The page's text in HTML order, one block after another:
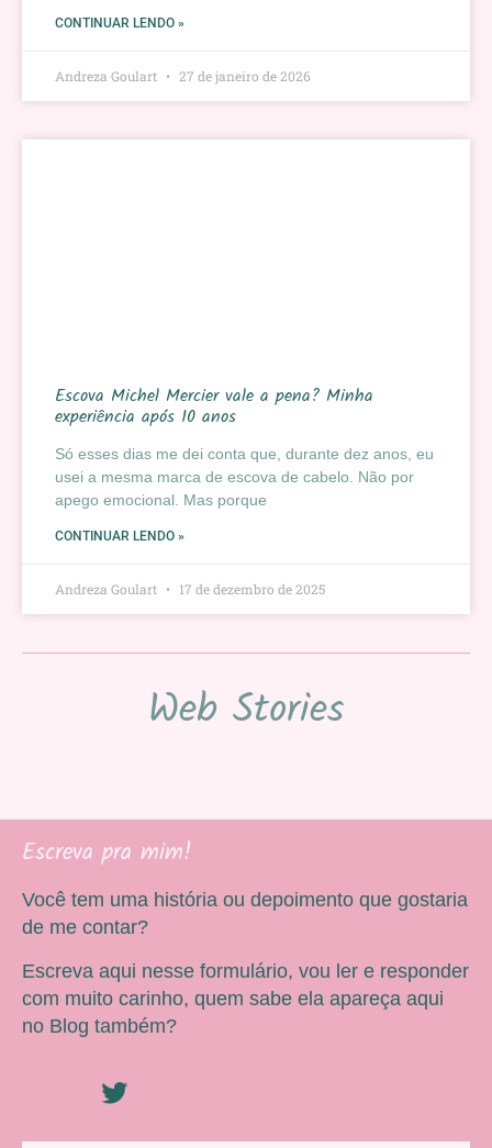
CONTINUAR LENDO »
Andreza Goulart 27 de janeiro de 2026
Escova Michel Mercier vale a pena? Minha
experiência após 10 anos
Só esses dias me dei conta que, durante dez anos, eu
usei a mesma marca de escova de cabelo. Não por
apego emocional. Mas porque
CONTINUAR LENDO »
Andreza Goulart 17 de dezembro de 2025
Web Stories
Escreva pra mim!
Você tem uma história ou depoimento que gostaria
de me contar?
Escreva aqui nesse formulário, vou ler e responder
com muito carinho, quem sabe ela apareça aqui
no Blog também?